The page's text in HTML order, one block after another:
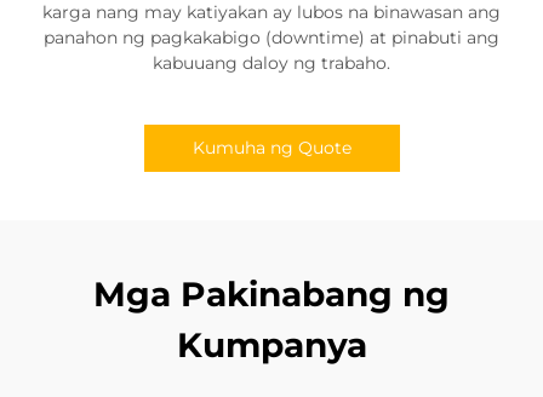
karga nang may katiyakan ay lubos na binawasan ang
panahon ng pagkakabigo (downtime) at pinabuti ang
kabuuang daloy ng trabaho.
Kumuha ng Quote
Mga Pakinabang ng
Kumpanya